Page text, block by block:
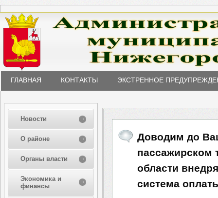
ГЛАВНАЯ КОНТАКТЫ ЭКСТРЕННОЕ
Новости
О районе
Органы власти
Экономика и
финансы
Доводим до
пассажирском
области
система